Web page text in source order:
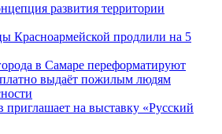
развития территории
Красноармейской продлили на 5
в Самаре переформатируют
выдаёт пожилым людям
на выставку «Русский